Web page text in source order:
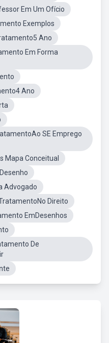
Em Um Ofício
Exemplos
Ano
Em Forma
Ano
SE Emprego
Mapa Conceitual
Advogado
Direito
EmDesenhos
De